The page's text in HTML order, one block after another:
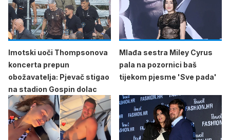
Imotski uoči Thompsonova
koncerta prepun
obožavatelja: Pjevač stigao
na stadion Gospin dolac
Mlađa sestra Miley Cyrus
pala na pozornici baš
tijekom pjesme 'Sve pada'